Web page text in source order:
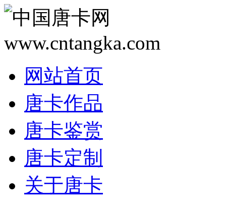
网站首页
唐卡作品
唐卡鉴赏
唐卡定制
关于唐卡